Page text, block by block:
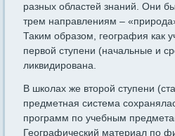
разных областей знаний. Они
трем направлениям –
Таким образом, география как
первой ступени (начальные и
ликвидирована.
В школах же второй ступени
предметная система
программ по учебным
Географический материал по